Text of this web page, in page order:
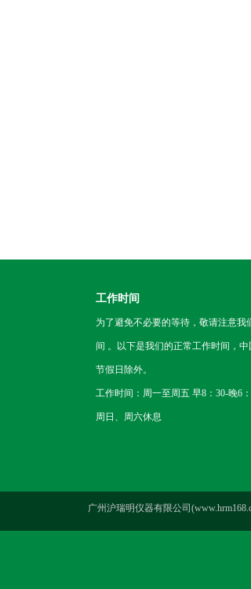
工作时间
为了避免不必要的等待，敬请注意我
间 。以下是我们的正常工作时间，中
节假日除外。
工作时间：周一至周五 早8：30-晚6
周日、周六休息
广州沪瑞明仪器有限公司